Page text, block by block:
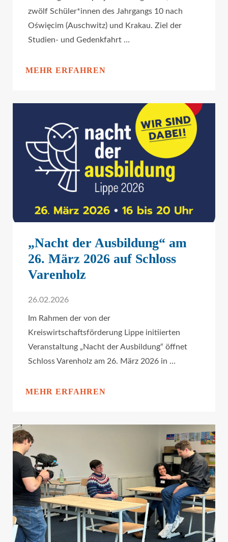
zwölf Schüler*innen des Jahrgangs 10 nach
Oświęcim (Auschwitz) und Krakau. Ziel der
Studien- und Gedenkfahrt …
MEHR ERFAHREN
„Nacht der Ausbildung“ am
26. März 2026 auf Schloss
Varenholz
26.02.2026
Im Rahmen der von der
Kreiswirtschaftsförderung Lippe initiierten
Veranstaltung „Nacht der Ausbildung“ öffnet
Schloss Varenholz am 26. März 2026 in …
MEHR ERFAHREN